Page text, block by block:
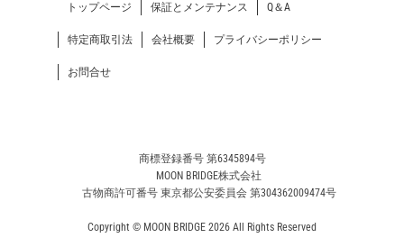
トップページ 保証とメンテナンス Q＆A
特定商取引法 会社概要 プライバシーポリシー
お問合せ
商標登録番号 第6345894号
MOON BRIDGE株式会社
古物商許可番号 東京都公安委員会 第304362009474号
Copyright © MOON BRIDGE 2026 All Rights Reserved